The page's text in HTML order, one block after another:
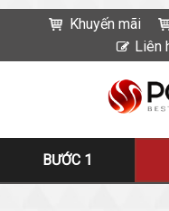
Khuyến mãi
Liên
BƯỚC 1